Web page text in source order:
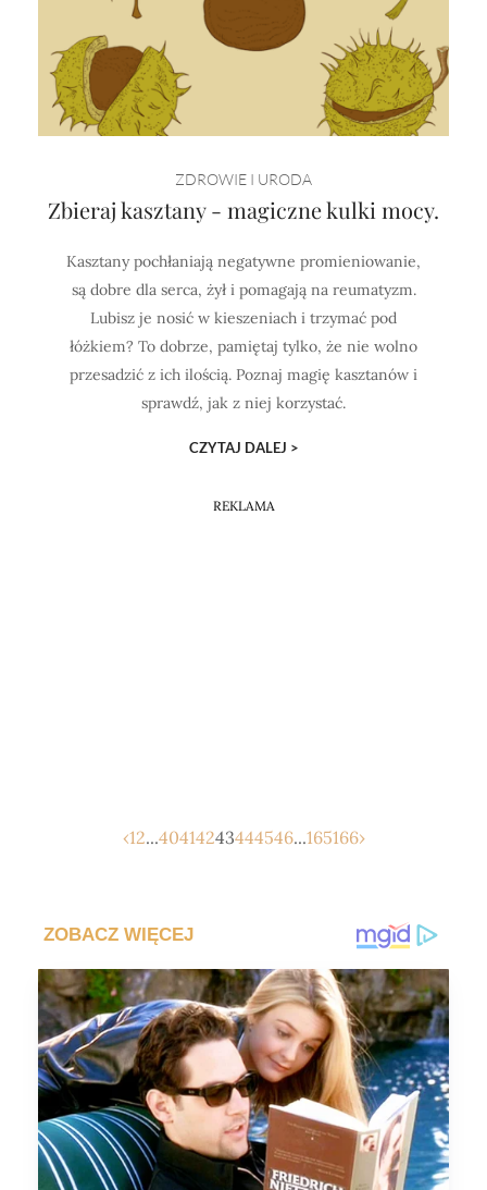
ZDROWIE I URODA
Zbieraj kasztany - magiczne kulki mocy.
Kasztany pochłaniają negatywne promieniowanie,
są dobre dla serca, żył i pomagają na reumatyzm.
Lubisz je nosić w kieszeniach i trzymać pod
łóżkiem? To dobrze, pamiętaj tylko, że nie wolno
przesadzić z ich ilością. Poznaj magię kasztanów i
sprawdź, jak z niej korzystać.
CZYTAJ DALEJ >
REKLAMA
‹12...40414243444546...165166›